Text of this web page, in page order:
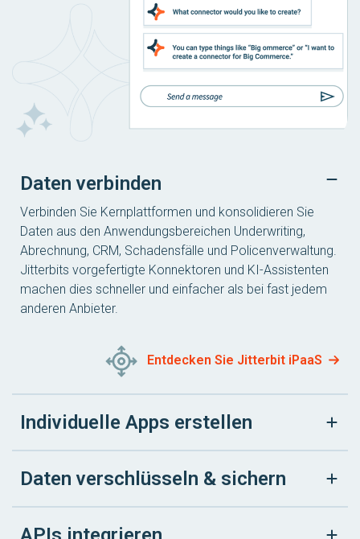
Daten verbinden
Verbinden Sie Kernplattformen und konsolidieren Sie
Daten aus den Anwendungsbereichen Underwriting,
Abrechnung, CRM, Schadensfälle und Policenverwaltung.
Jitterbits vorgefertigte Konnektoren und KI-Assistenten
machen dies schneller und einfacher als bei fast jedem
anderen Anbieter.
Entdecken Sie Jitterbit iPaaS
Individuelle Apps erstellen
Daten verschlüsseln & sichern